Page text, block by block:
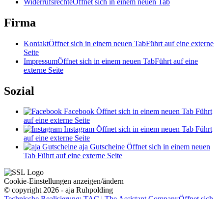
Firma
KontaktÖffnet sich in einem neuen TabFührt auf eine externe
Seite
ImpressumÖffnet sich in einem neuen TabFührt auf eine
externe Seite
Sozial
Facebook Öffnet sich in einem neuen Tab Führt
auf eine externe Seite
Instagram Öffnet sich in einem neuen Tab Führt
auf eine externe Seite
aja Gutscheine Öffnet sich in einem neuen
Tab Führt auf eine externe Seite
Cookie-Einstellungen anzeigen/ändern
© copyright 2026 - aja Ruhpolding